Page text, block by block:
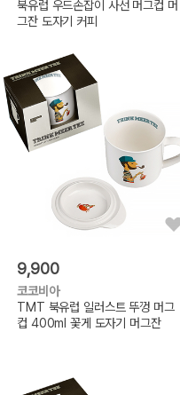
북유럽 우드손잡이 사선 머그컵 머
그잔 도자기 커피
9,900
코코비아
TMT 북유럽 일러스트 뚜껑 머그
컵 400ml 꽃게 도자기 머그잔